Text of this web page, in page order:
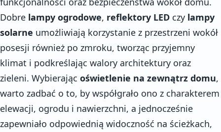
Dobre lampy ogrodowe, reflektory LED czy lampy
solarne umożliwiają korzystanie z przestrzeni wokół
posesji również po zmroku, tworząc przyjemny
klimat i podkreślając walory architektury oraz
zieleni. Wybierając oświetlenie na zewnątrz domu,
warto zadbać o to, by współgrało ono z charakterem
elewacji, ogrodu i nawierzchni, a jednocześnie
zapewniało odpowiednią widoczność na ścieżkach,